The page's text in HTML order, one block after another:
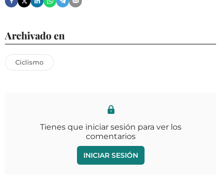
Archivado en
Ciclismo
Tienes que iniciar sesión para ver los
comentarios
INICIAR SESIÓN